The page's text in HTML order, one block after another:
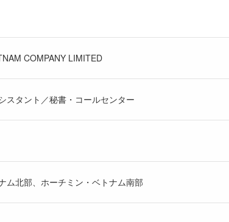
COMPANY LIMITED
スタント／秘書・コールセンター
ム北部、ホーチミン・ベトナム南部